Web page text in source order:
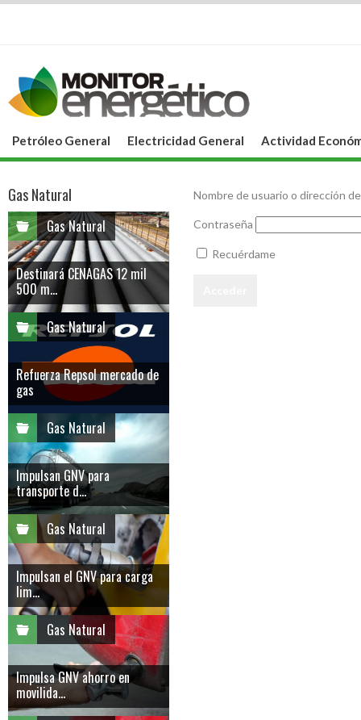
Petróleo General Electricidad General Actividad
Nombre de usuario o dirección
Contraseña
Recuérdame
Gas Natural
Gas Natural
Destinará CENAGAS 12 mil
500 m...
Gas Natural
Refuerza Repsol mercado de
gas
Gas Natural
Impulsan GNV para
transporte d...
Gas Natural
Impulsan el GNV para carga
lim...
Gas Natural
Impulsa GNV ahorro en
movilida...